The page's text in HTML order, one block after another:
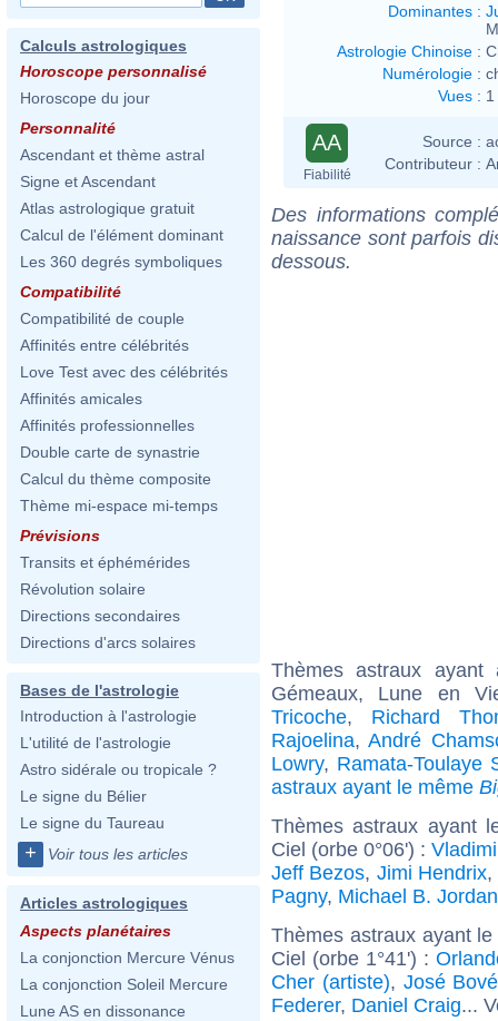
Calculs astrologiques
Horoscope personnalisé
Horoscope du jour
Personnalité
Ascendant et thème astral
Signe et Ascendant
Atlas astrologique gratuit
Calcul de l'élément dominant
Les 360 degrés symboliques
Compatibilité
Compatibilité de couple
Affinités entre célébrités
Love Test avec des célébrités
Affinités amicales
Affinités professionnelles
Double carte de synastrie
Calcul du thème composite
Thème mi-espace mi-temps
Prévisions
Transits et éphémérides
Révolution solaire
Directions secondaires
Directions d'arcs solaires
Bases de l'astrologie
Introduction à l'astrologie
L'utilité de l'astrologie
Astro sidérale ou tropicale ?
Le signe du Bélier
Le signe du Taureau
+ Voir tous les articles
Articles astrologiques
Aspects planétaires
La conjonction Mercure Vénus
La conjonction Soleil Mercure
Lune AS en dissonance
Dominantes :
Astrologie Chinoise :
Numérologie :
Vues :
AA
Fiabilité
Source :
Contributeur :
Des informations
naissance sont parfois
dessous.
Thèmes astraux
Gémeaux, Lune en
Tricoche, Richard
Rajoelina,André
Lowry, Ramata-Toulaye
astraux ayant le même
Thèmes astraux ayant
Ciel (orbe 0°06') :
Jeff Bezos, Jimi Hendrix,
Pagny, Michael B. Jordan
Thèmes astraux ayant
Ciel (orbe 1°41') :
Cher (artiste), José Bové
Federer, Daniel Craig...